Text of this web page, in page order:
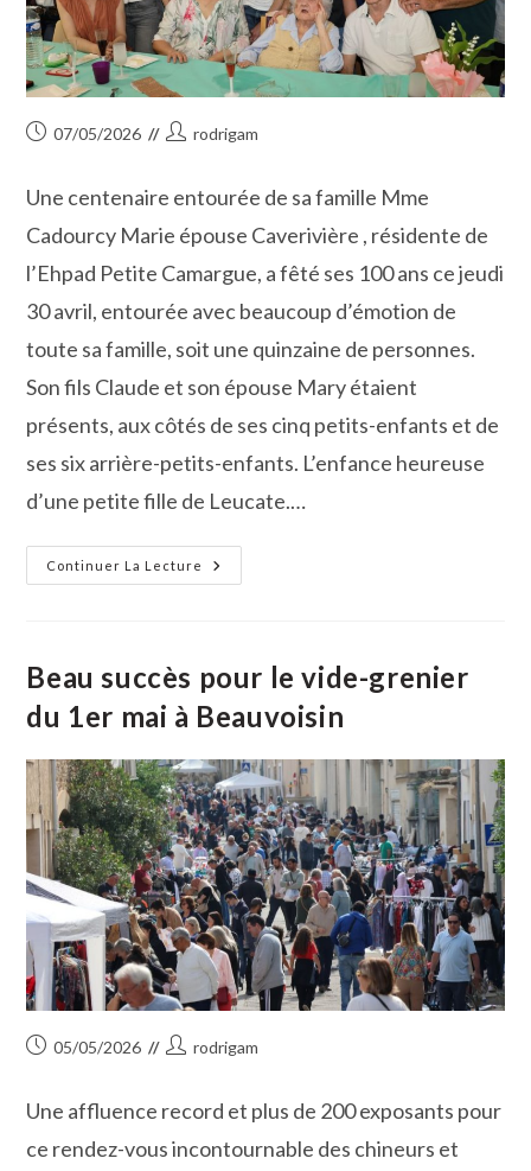
Publication
07/05/2026
Auteur/autrice
publication :
rodrigam
Une centenaire entourée de sa famille Mme
Cadourcy Marie épouse Caverivière , résidente de
l’Ehpad Petite Camargue, a fêté ses 100 ans ce jeudi
30 avril, entourée avec beaucoup d’émotion de
toute sa famille, soit une quinzaine de personnes.
Son fils Claude et son épouse Mary étaient
présents, aux côtés de ses cinq petits-enfants et de
ses six arrière-petits-enfants. L’enfance heureuse
d’une petite fille de Leucate.…
Continuer La Lecture
Marie
Caverivière
À
L’Ehpad
Petite
Camargue
Beauvoisin
Beau succès pour le vide-grenier
du 1er mai à Beauvoisin
Publication
05/05/2026
Auteur/autrice
publication :
rodrigam
Une affluence record et plus de 200 exposants pour
ce rendez-vous incontournable des chineurs et